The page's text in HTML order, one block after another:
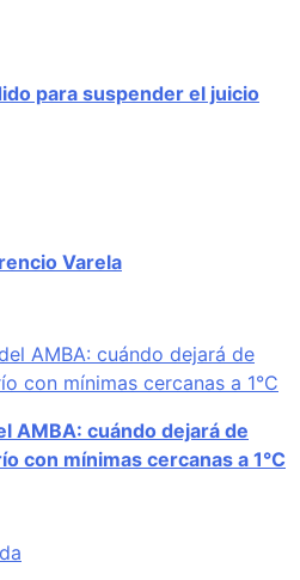
para suspender el juicio
Varela
AMBA: cuándo dejará de
con mínimas cercanas a 1°C